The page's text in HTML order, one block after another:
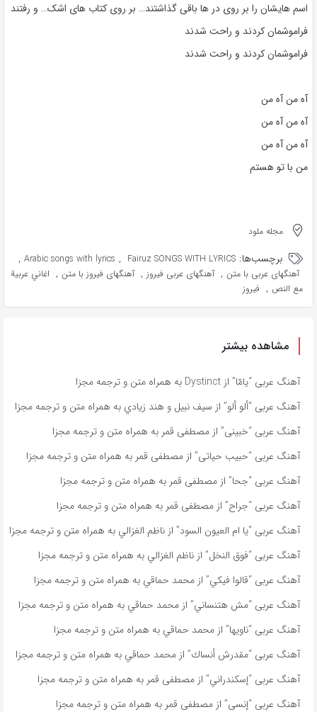
اسم هایشان را بر روی در ها باقی گذاشتند… بر روی کتاب های اشک… و رفتند
فراموشمان کردند و راحت شدند
فراموشمان کردند و راحت شدند
آه من آه من
آه من آه من
آه من آه من
من با تو هستم
مجله ملود
برچسب‌ها: Arabic songs with lyrics , Fairuz SONGS WITH LYRICS
,
آهنگهای عربی با متن , آهنگهای عربی فیروز , آهنگهای فیروز با متن , اغاني عربية
مع النص , فیروز
مشاهده بیشتر
آهنگ عربی “يامّا” از Dystinct به همراه متن و ترجمه مجزا
آهنگ عربی “ألو ألو” از سيف نبيل و هند زيادي به همراه متن و ترجمه مجزا
آهنگ عربی “خبينى” از مصطفى قمر به همراه متن و ترجمه مجزا
آهنگ عربی “حبيب حياتى” از مصطفى قمر به همراه متن و ترجمه مجزا
آهنگ عربی “جحا” از مصطفى قمر به همراه متن و ترجمه مجزا
آهنگ عربی “جراح” از مصطفى قمر به همراه متن و ترجمه مجزا
آهنگ عربی “يا ام العيون السود” از ناظم الغزالي به همراه متن و ترجمه مجزا
آهنگ عربی “فوق النخل” از ناظم الغزالي به همراه متن و ترجمه مجزا
آهنگ عربی “قالوا فيكي” از محمد حماقي به همراه متن و ترجمه مجزا
آهنگ عربی “مش هتنساني” از محمد حماقي به همراه متن و ترجمه مجزا
آهنگ عربی “ناویها” از محمد حماقي به همراه متن و ترجمه مجزا
آهنگ عربی “مقدرش أنساك” از محمد حماقي به همراه متن و ترجمه مجزا
آهنگ عربی “إسكندراني” از مصطفى قمر به همراه متن و ترجمه مجزا
آهنگ عربی “إنسى” از مصطفى قمر به همراه متن و ترجمه مجزا